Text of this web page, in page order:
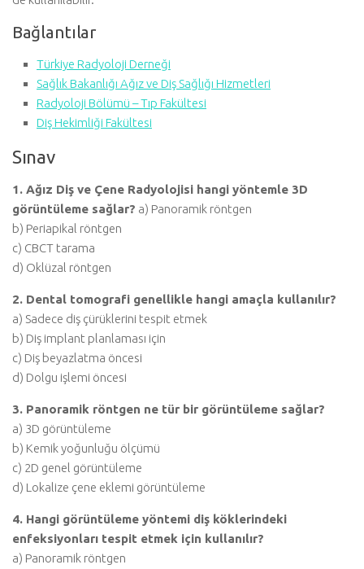
Bağlantılar
Türkiye Radyoloji Derneği
Sağlık Bakanlığı Ağız ve Diş Sağlığı Hizmetleri
Radyoloji Bölümü – Tıp Fakültesi
Diş Hekimliği Fakültesi
Sınav
1. Ağız Diş ve Çene Radyolojisi hangi yöntemle 3D
görüntüleme sağlar? a) Panoramik röntgen
b) Periapikal röntgen
c) CBCT tarama
d) Oklüzal röntgen
2. Dental tomografi genellikle hangi amaçla kullanılır?
a) Sadece diş çürüklerini tespit etmek
b) Diş implant planlaması için
c) Diş beyazlatma öncesi
d) Dolgu işlemi öncesi
3. Panoramik röntgen ne tür bir görüntüleme sağlar?
a) 3D görüntüleme
b) Kemik yoğunluğu ölçümü
c) 2D genel görüntüleme
d) Lokalize çene eklemi görüntüleme
4. Hangi görüntüleme yöntemi diş köklerindeki
enfeksiyonları tespit etmek için kullanılır?
a) Panoramik röntgen